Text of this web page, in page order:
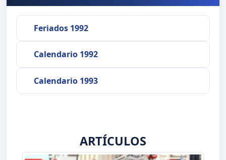
Feriados 1992
Calendario 1992
Calendario 1993
ARTÍCULOS